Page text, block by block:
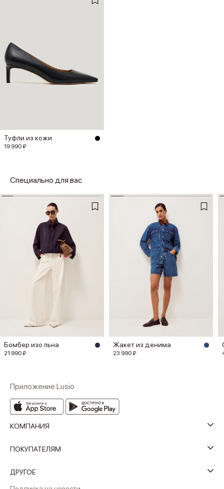
Туфли из кожи
19 990 ₽
Специально для вас
Бомбер изо льна
21 990 ₽
Жакет из денима
23 990 ₽
Приложение Lusio
КОМПАНИЯ
ПОКУПАТЕЛЯМ
ДРУГОЕ